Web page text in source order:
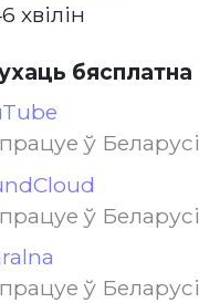
хвілін
бясплатна
працуе ў Беларусі
працуе ў Беларусі
працуе ў Беларусі